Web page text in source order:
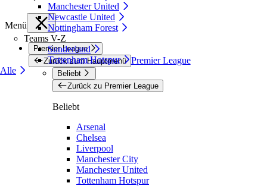
Manchester United
Newcastle United
Nottingham Forest
Teams V-Z
Sunderland
Tottenham Hotspur
Alle
Menü
Premier League
Zurück zum Hauptmenü Premier League
Beliebt
Zurück zu Premier League
Beliebt
Arsenal
Chelsea
Liverpool
Manchester City
Manchester United
Tottenham Hotspur